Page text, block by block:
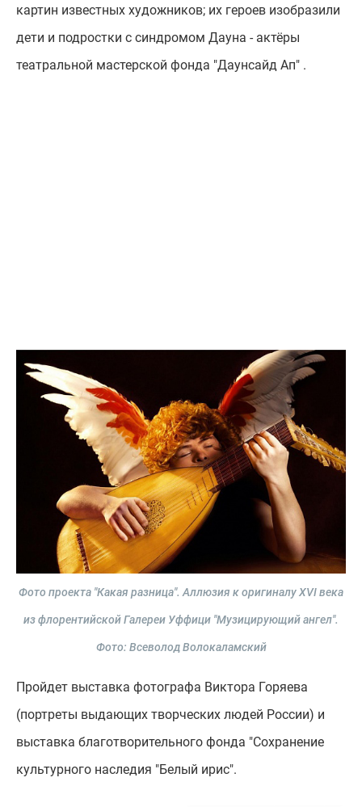
картин известных художников; их героев изобразили
дети и подростки с синдромом Дауна - актёры
театральной мастерской фонда "Даунсайд Ап" .
Фото проекта "Какая разница". Аллюзия к оригиналу XVI века
из флорентийской Галереи Уффици "Музицирующий ангел".
Фото: Всеволод Волокаламский
Пройдет выставка фотографа Виктора Горяева
(портреты выдающих творческих людей России) и
выставка благотворительного фонда "Сохранение
культурного наследия "Белый ирис".